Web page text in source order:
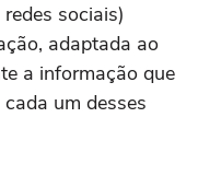
sociais)
adaptada ao
a informação que
um desses